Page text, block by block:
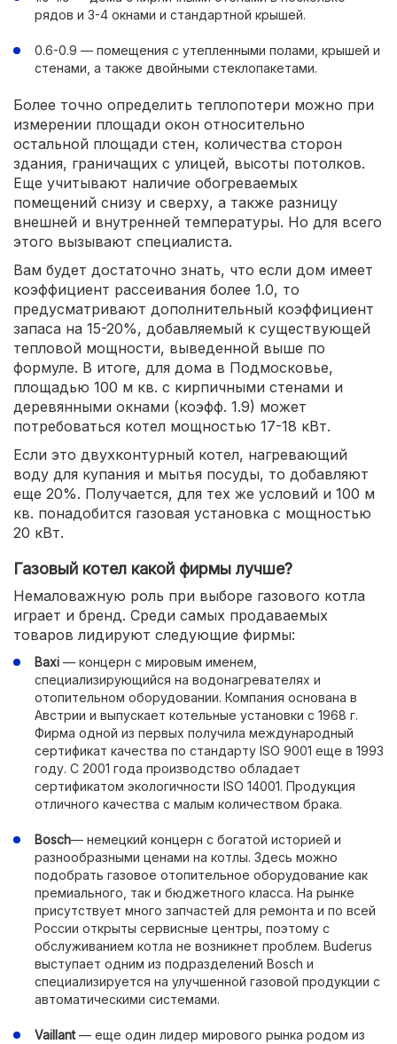
рядов и 3-4 окнами и стандартной крышей.
0.6-0.9 — помещения с утепленными полами, крышей и
стенами, а также двойными стеклопакетами.
Более точно определить теплопотери можно при
измерении площади окон относительно
остальной площади стен, количества сторон
здания, граничащих с улицей, высоты потолков.
Еще учитывают наличие обогреваемых
помещений снизу и сверху, а также разницу
внешней и внутренней температуры. Но для всего
этого вызывают специалиста.
Вам будет достаточно знать, что если дом имеет
коэффициент рассеивания более 1.0, то
предусматривают дополнительный коэффициент
запаса на 15-20%, добавляемый к существующей
тепловой мощности, выведенной выше по
формуле. В итоге, для дома в Подмосковье,
площадью 100 м кв. с кирпичными стенами и
деревянными окнами (коэфф. 1.9) может
потребоваться котел мощностью 17-18 кВт.
Если это двухконтурный котел, нагревающий
воду для купания и мытья посуды, то добавляют
еще 20%. Получается, для тех же условий и 100 м
кв. понадобится газовая установка с мощностью
20 кВт.
Газовый котел какой фирмы лучше?
Немаловажную роль при выборе газового котла
играет и бренд. Среди самых продаваемых
товаров лидируют следующие фирмы:
Baxi — концерн с мировым именем,
специализирующийся на водонагревателях и
отопительном оборудовании. Компания основана в
Австрии и выпускает котельные установки с 1968 г.
Фирма одной из первых получила международный
сертификат качества по стандарту ISO 9001 еще в 1993
году. С 2001 года производство обладает
сертификатом экологичности ISO 14001. Продукция
отличного качества с малым количеством брака.
Bosch— немецкий концерн с богатой историей и
разнообразными ценами на котлы. Здесь можно
подобрать газовое отопительное оборудование как
премиального, так и бюджетного класса. На рынке
присутствует много запчастей для ремонта и по всей
России открыты сервисные центры, поэтому с
обслуживанием котла не возникнет проблем. Buderus
выступает одним из подразделений Bosch и
специализируется на улучшенной газовой продукции с
автоматическими системами.
Vaillant— еще один лидер мирового рынка родом из